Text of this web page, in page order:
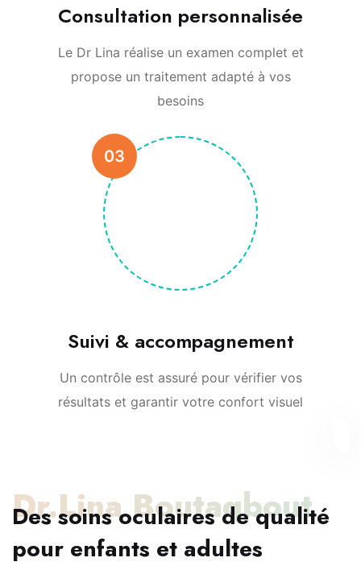
Consultation personnalisée
Le Dr Lina réalise un examen complet et
propose un traitement adapté à vos
besoins
03
Suivi & accompagnement
Un contrôle est assuré pour vérifier vos
résultats et garantir votre confort visuel
Dr.Lina Boutaqbout
Des soins oculaires de qualité
pour enfants et adultes